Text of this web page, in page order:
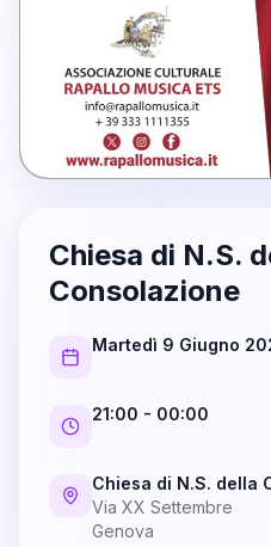
Chiesa di N.S.
Consolazione
Martedì 9 Giugno
21:00 - 00:00
Chiesa di N.S. della
Via XX Settembre
Genova